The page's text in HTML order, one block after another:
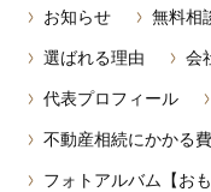
お知らせ 無料相
選ばれる理由 会
代表プロフィール
不動産相続にかかる
フォトアルバム【おも